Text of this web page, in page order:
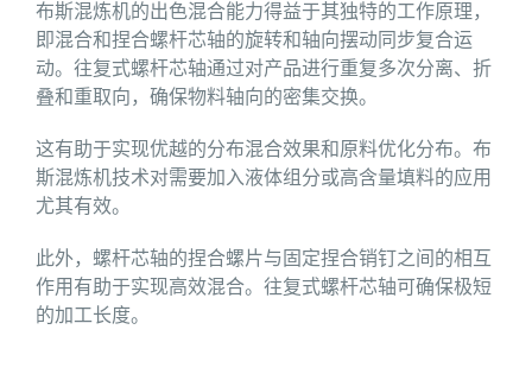
布斯混炼机的出色混合能力得益于其独特的工作原理，
即混合和捏合螺杆芯轴的旋转和轴向摆动同步复合运
动。往复式螺杆芯轴通过对产品进行重复多次分离、折
叠和重取向，确保物料轴向的密集交换。
这有助于实现优越的分布混合效果和原料优化分布。布
斯混炼机技术对需要加入液体组分或高含量填料的应用
尤其有效。
此外，螺杆芯轴的捏合螺片与固定捏合销钉之间的相互
作用有助于实现高效混合。往复式螺杆芯轴可确保极短
的加工长度。